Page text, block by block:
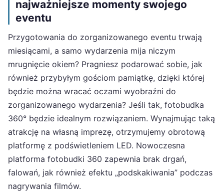
najważniejsze momenty swojego
eventu
Przygotowania do zorganizowanego eventu trwają
miesiącami, a samo wydarzenia mija niczym
mrugnięcie okiem? Pragniesz podarować sobie, jak
również przybyłym gościom pamiątkę, dzięki której
będzie można wracać oczami wyobraźni do
zorganizowanego wydarzenia? Jeśli tak, fotobudka
360° będzie idealnym rozwiązaniem. Wynajmując taką
atrakcję na własną imprezę, otrzymujemy obrotową
platformę z podświetleniem LED. Nowoczesna
platforma fotobudki 360 zapewnia brak drgań,
falowań, jak również efektu „podskakiwania” podczas
nagrywania filmów.